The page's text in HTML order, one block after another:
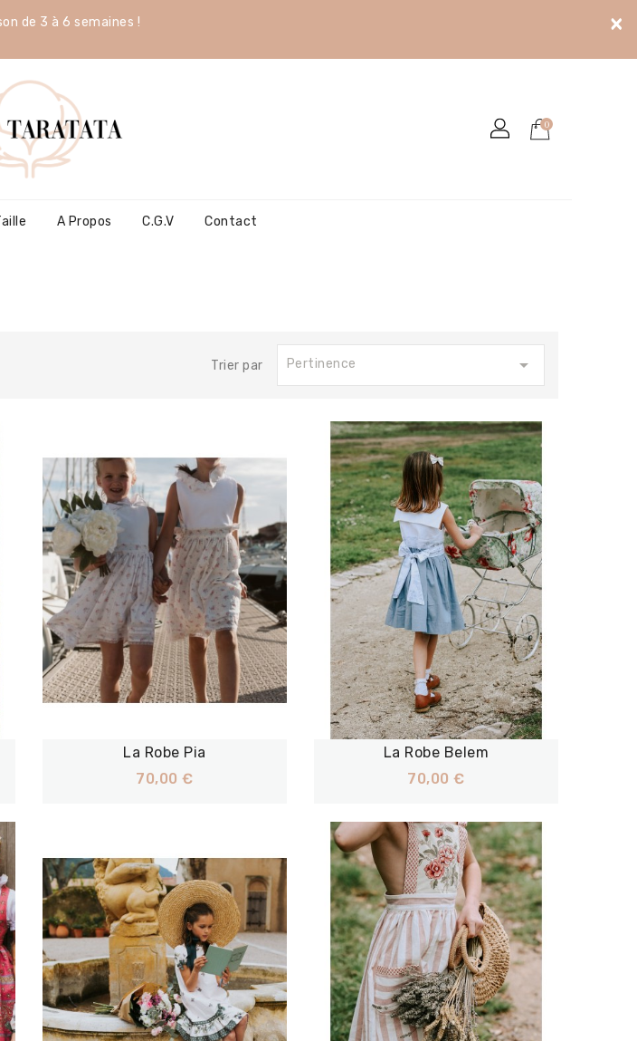
de 3 à 6 semaines ! ×
0
A Propos C.G.V Contact
Trier par Pertinence 
La Robe Pia
70,00 €
La Robe Belem
70,00 €